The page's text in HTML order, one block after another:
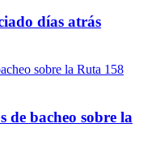
días atrás
de bacheo sobre la